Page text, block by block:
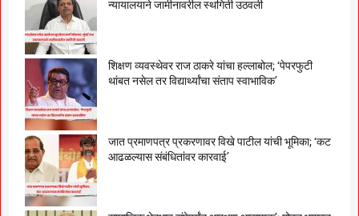
न्यायालयाने जामीनावरील स्थगिती उठवली
शिक्षण व्यवस्थेवर राज ठाकरे यांचा हल्लाबोल; ‘पेपरफुटी
थांबत नसेल तर विद्यार्थ्यांचा संताप स्वाभाविक’
जात प्रमाणपत्र प्रकरणावर विखे पाटील यांची भूमिका; ‘कट
आढळल्यास संबंधितांवर कारवाई’